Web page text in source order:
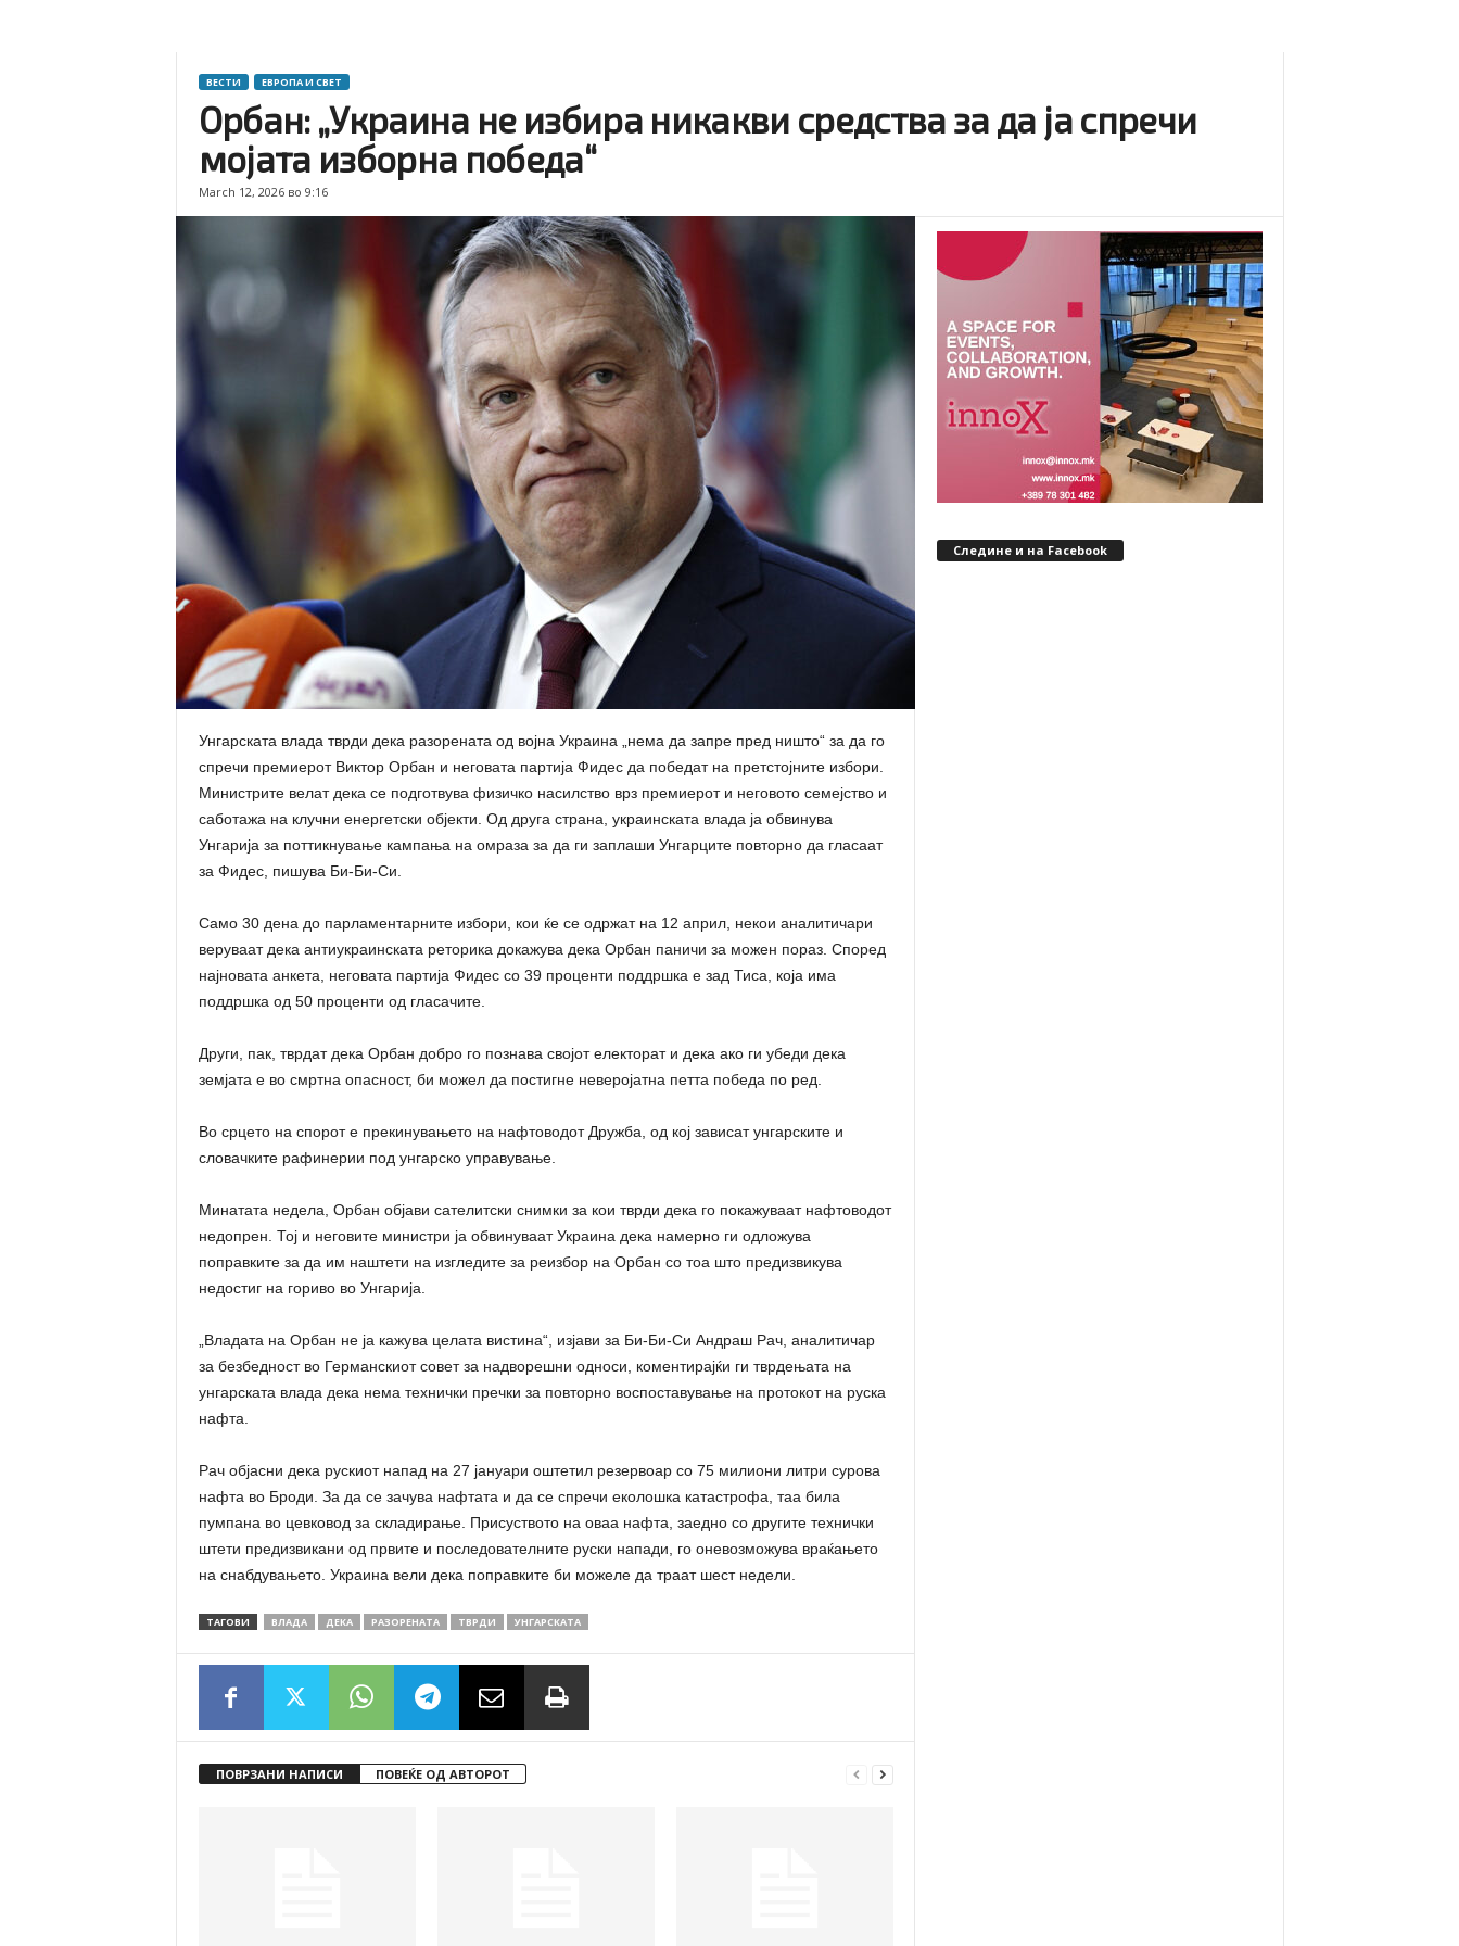
ВЕСТИ ЕВРОПА И СВЕТ
Орбан: „Украина не избира никакви средства за да ја спречи
мојата изборна победа“
March 12, 2026 во 9:16
Унгарската влада тврди дека разорената од војна Украина „нема да запре пред ништо“ за да го
спречи премиерот Виктор Орбан и неговата партија Фидес да победат на претстојните избори.
Министрите велат дека се подготвува физичко насилство врз премиерот и неговото семејство и
саботажа на клучни енергетски објекти. Од друга страна, украинската влада ја обвинува
Унгарија за поттикнување кампања на омраза за да ги заплаши Унгарците повторно да гласаат
за Фидес, пишува Би-Би-Си.
Само 30 дена до парламентарните избори, кои ќе се одржат на 12 април, некои аналитичари
веруваат дека антиукраинската реторика докажува дека Орбан паничи за можен пораз. Според
најновата анкета, неговата партија Фидес со 39 проценти поддршка е зад Тиса, која има
поддршка од 50 проценти од гласачите.
Други, пак, тврдат дека Орбан добро го познава својот електорат и дека ако ги убеди дека
земјата е во смртна опасност, би можел да постигне неверојатна петта победа по ред.
Во срцето на спорот е прекинувањето на нафтоводот Дружба, од кој зависат унгарските и
словачките рафинерии под унгарско управување.
Минатата недела, Орбан објави сателитски снимки за кои тврди дека го покажуваат нафтоводот
недопрен. Тој и неговите министри ја обвинуваат Украина дека намерно ги одложува
поправките за да им наштети на изгледите за реизбор на Орбан со тоа што предизвикува
недостиг на гориво во Унгарија.
„Владата на Орбан не ја кажува целата вистина“, изјави за Би-Би-Си Андраш Рач, аналитичар
за безбедност во Германскиот совет за надворешни односи, коментирајќи ги тврдењата на
унгарската влада дека нема технички пречки за повторно воспоставување на протокот на руска
нафта.
Рач објасни дека рускиот напад на 27 јануари оштетил резервоар со 75 милиони литри сурова
нафта во Броди. За да се зачува нафтата и да се спречи еколошка катастрофа, таа била
пумпана во цевковод за складирање. Присуството на оваа нафта, заедно со другите технички
штети предизвикани од првите и последователните руски напади, го оневозможува враќањето
на снабдувањето. Украина вели дека поправките би можеле да траат шест недели.
ТАГОВИ ВЛАДА ДЕКА РАЗОРЕНАТА ТВРДИ УНГАРСКАТА
ПОВРЗАНИ НАПИСИ ПОВЕЌЕ ОД АВТОРОТ
Следине и на Facebook